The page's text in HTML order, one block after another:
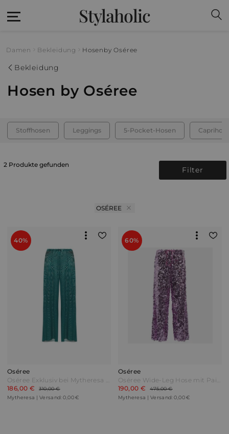
Stylaholic
Damen Bekleidung Hosen by Oséree
Bekleidung
Hosen by Oséree
Stoffhosen Leggings 5-Pocket-Hosen
2 Produkte gefunden
Filter
OSÉREE
40%
Oséree
Oséree Exklusiv bei Mytheresa – Hose Grün
186,00 €
310,00 €
Mytheresa | Versand: 0,00 €
60%
Oséree
Oséree Wide-Leg Hose mit Pailletten Pink
190,00 €
475,00 €
Mytheresa | Versand: 0,00 €